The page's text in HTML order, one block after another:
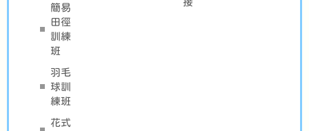
簡易
田徑
訓練
班
羽毛
球訓
練班
花式